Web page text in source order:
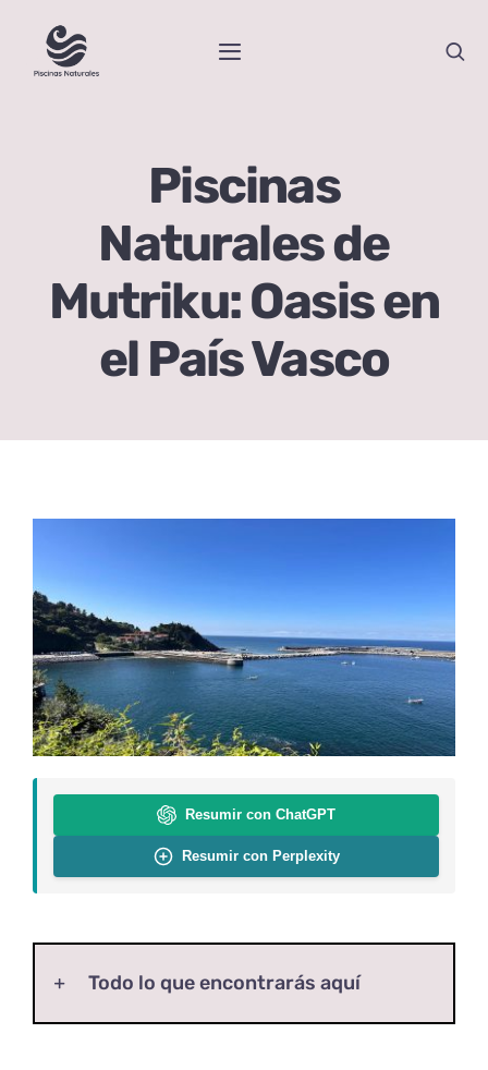
content
Toggle
Piscinas Naturales por Comunidades
Blog
Sobre Nosotras
Contacto
Piscinas
Naturales de
Mutriku: Oasis en
el País Vasco
Resumir con ChatGPT
Resumir con Perplexity
Todo lo que encontrarás aquí